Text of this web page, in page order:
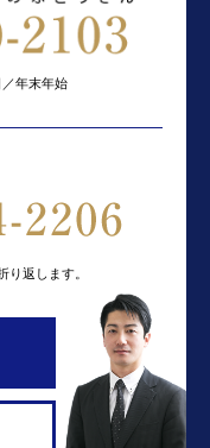
年末年始
り返します。